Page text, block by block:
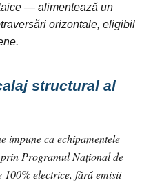
— alimentează un
orizontale, eligibil
structural al
impune ca echipamentele
Programul Național de
100% electrice, fără emisii